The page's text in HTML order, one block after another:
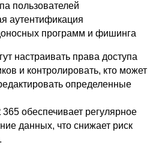
пользователей
аутентификация
программ и фишинга
настраивать права доступа
и контролировать, кто может
определенные
обеспечивает регулярное
данных, что снижает риск